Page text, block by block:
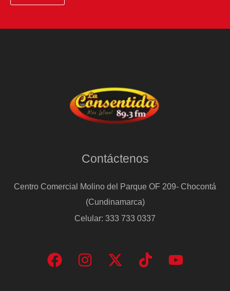
Contáctenos
Centro Comercial Molino del Parque OF 209- Chocontá
(Cundinamarca)
Celular: 333 733 0337